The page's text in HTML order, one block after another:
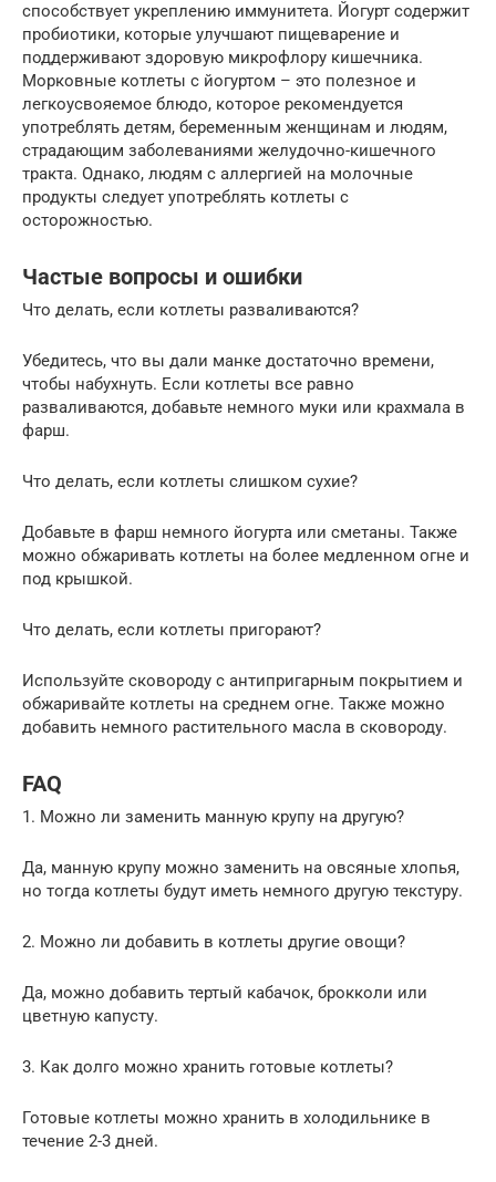
способствует укреплению иммунитета. Йогурт содержит
пробиотики, которые улучшают пищеварение и
поддерживают здоровую микрофлору кишечника.
Морковные котлеты с йогуртом – это полезное и
легкоусвояемое блюдо, которое рекомендуется
употреблять детям, беременным женщинам и людям,
страдающим заболеваниями желудочно-кишечного
тракта. Однако, людям с аллергией на молочные
продукты следует употреблять котлеты с
осторожностью.
Частые вопросы и ошибки
Что делать, если котлеты разваливаются?
Убедитесь, что вы дали манке достаточно времени,
чтобы набухнуть. Если котлеты все равно
разваливаются, добавьте немного муки или крахмала в
фарш.
Что делать, если котлеты слишком сухие?
Добавьте в фарш немного йогурта или сметаны. Также
можно обжаривать котлеты на более медленном огне и
под крышкой.
Что делать, если котлеты пригорают?
Используйте сковороду с антипригарным покрытием и
обжаривайте котлеты на среднем огне. Также можно
добавить немного растительного масла в сковороду.
FAQ
1. Можно ли заменить манную крупу на другую?
Да, манную крупу можно заменить на овсяные хлопья,
но тогда котлеты будут иметь немного другую текстуру.
2. Можно ли добавить в котлеты другие овощи?
Да, можно добавить тертый кабачок, брокколи или
цветную капусту.
3. Как долго можно хранить готовые котлеты?
Готовые котлеты можно хранить в холодильнике в
течение 2-3 дней.